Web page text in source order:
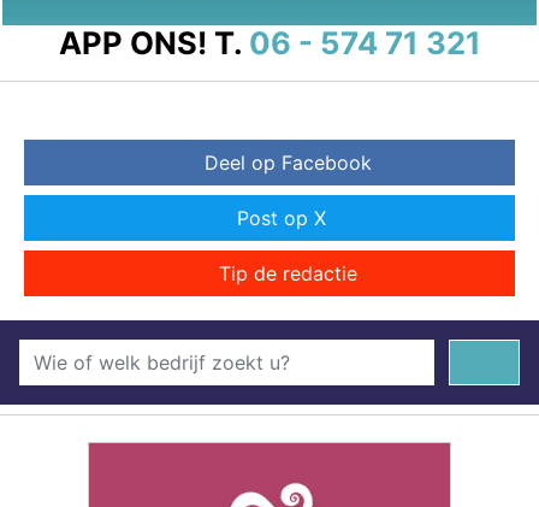
APP ONS! T. 06 - 574 71 321
Deel op Facebook
Post op X
Tip de redactie